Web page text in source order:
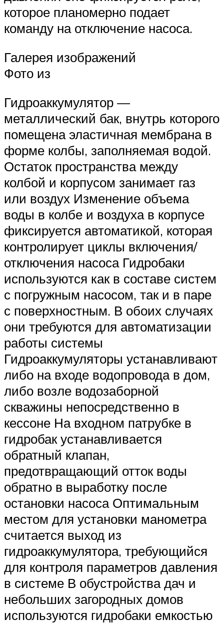
которое планомерно подает
команду на отключение насоса.
Галерея изображений
Фото из
Гидроаккумулятор —
металлический бак, внутрь которого
помещена эластичная мембрана в
форме колбы, заполняемая водой.
Остаток пространства между
колбой и корпусом занимает газ
или воздух Изменение объема
воды в колбе и воздуха в корпусе
фиксируется автоматикой, которая
контролирует циклы включения/
отключения насоса Гидробаки
используются как в составе систем
с погружным насосом, так и в паре
с поверхностным. В обоих случаях
они требуются для автоматизации
работы системы
Гидроаккумуляторы устанавливают
либо на входе водопровода в дом,
либо возле водозаборной
скважины непосредственно в
кессоне На входном патрубке в
гидробак устанавливается
обратный клапан,
предотвращающий отток воды
обратно в выработку после
остановки насоса Оптимальным
местом для установки манометра
считается выход из
гидроаккумулятора, требующийся
для контроля параметров давления
в системе В обустройства дач и
небольших загородных домов
используются гидробаки емкостью